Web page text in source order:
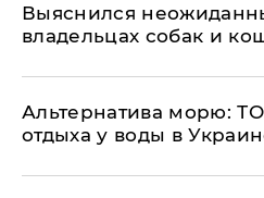
Выяснился
владельцах собак и
Альтернатива морю:
отдыха у воды в